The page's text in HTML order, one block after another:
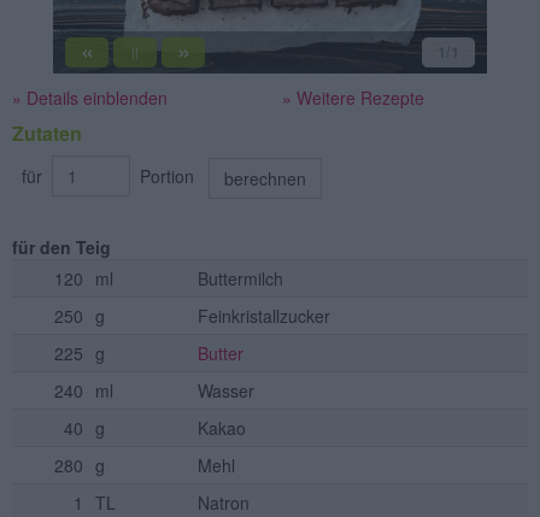
« || » 1 /1
» Details einblenden » Weitere Rezepte
Zutaten
für Portion berechnen
für den Teig
120 ml
Buttermilch
250 g
Feinkristallzucker
225 g
Butter
240 ml
Wasser
40 g
Kakao
280 g
Mehl
1
TL
Natron